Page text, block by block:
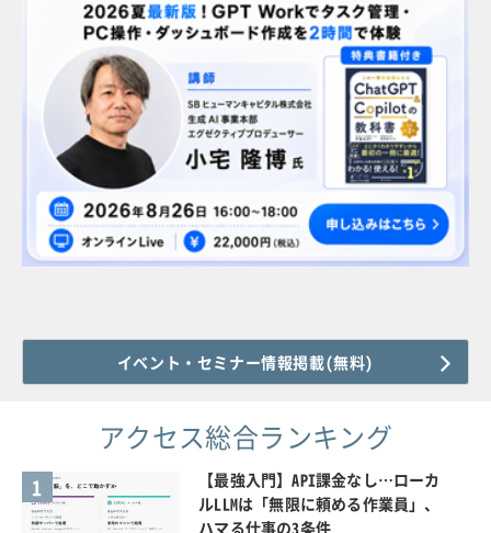
イベント・セミナー情報掲載(無料)
アクセス総合ランキング
1
【最強入門】API課金なし…ローカ
ルLLMは「無限に頼める作業員」、
ハマる仕事の3条件